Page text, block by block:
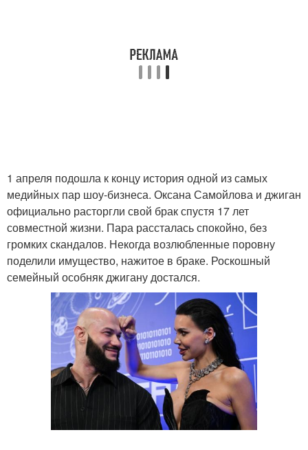
1 апреля подошла к концу история одной из самых
медийных пар шоу-бизнеса. Оксана Самойлова и джиган
официально расторгли свой брак спустя 17 лет
совместной жизни. Пара рассталась спокойно, без
громких скандалов. Некогда возлюбленные поровну
поделили имущество, нажитое в браке. Роскошный
семейный особняк джигану достался.